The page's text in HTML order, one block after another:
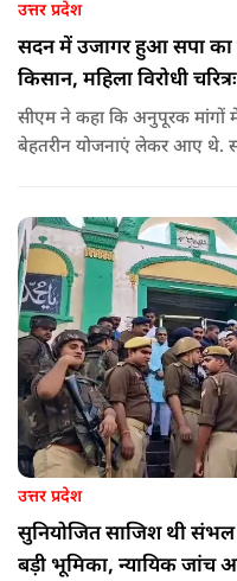
उत्तर प्रदेश
सदन में उजागर हुआ सपा का
किसान, महिला विरोधी
सीएम ने कहा कि अनुपूरक मांगों
बेहतरीन योजनाएं लेकर आए थे.
अहिल्या बाई होल्कर आदि की
लिए हमने 407 करोड़ रुपये का
इसके लिए समाजवादी पार्टी ने
लगातार व्यवधान पैदा करने का
उत्तर प्रदेश
सुनियोजित साजिश थी संभल
बड़ी भूमिका, न्यायिक जांच